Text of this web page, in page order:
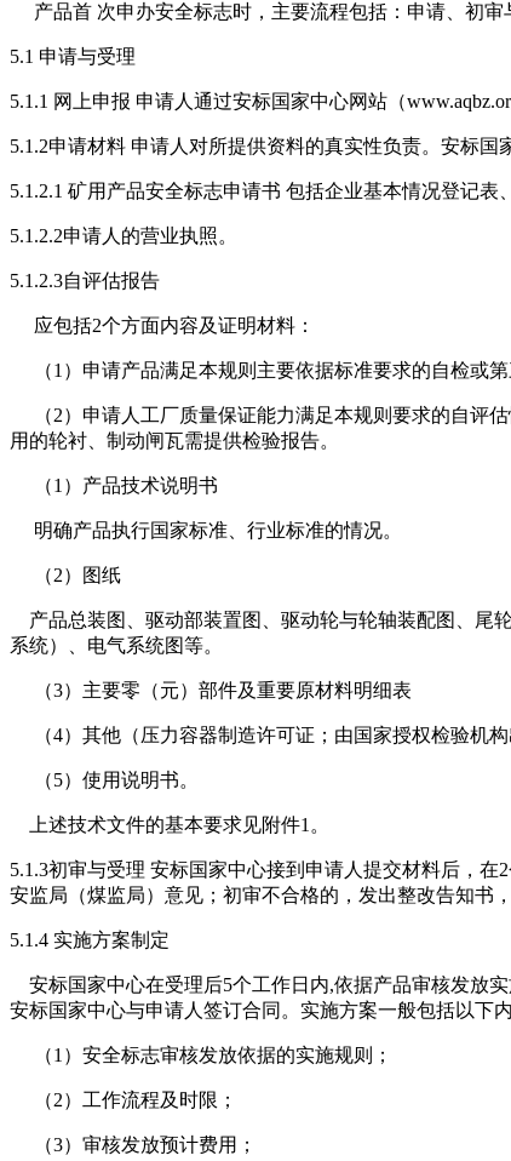
产品首 次申办安全标志时，主要流程包括：申请、初审
5.1 申请与受理
5.1.1 网上申报 申请人通过安标国家中心网站（
5.1.2申请材料 申请人对所提供资料的真实性负责。安标
5.1.2.1 矿用产品安全标志申请书 包括企业基本情况登记表
5.1.2.2申请人的营业执照。
5.1.2.3自评估报告
应包括2个方面内容及证明材料：
（1）申请产品满足本规则主要依据标准要求的自检或第
（2）申请人工厂质量保证能力满足本规则要求的自评
用的轮衬、制动闸瓦需提供检验报告。
（1）产品技术说明书
明确产品执行国家标准、行业标准的情况。
（2）图纸
产品总装图、驱动部装置图、驱动轮与轮轴装配图、尾
系统）、电气系统图等。
（3）主要零（元）部件及重要原材料明细表
（4）其他（压力容器制造许可证；由国家授权检验机构
（5）使用说明书。
上述技术文件的基本要求见附件1。
5.1.3初审与受理 安标国家中心接到申请人提交材料后，
安监局（煤监局）意见；初审不合格的，发出整改告知书
5.1.4 实施方案制定
安标国家中心在受理后5个工作日内,依据产品审核发放
安标国家中心与申请人签订合同。实施方案一般包括以下内
（1）安全标志审核发放依据的实施规则；
（2）工作流程及时限；
（3）审核发放预计费用；